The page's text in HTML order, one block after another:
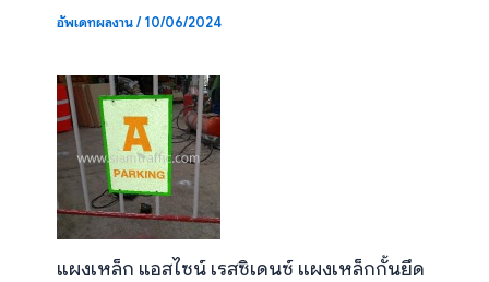
อัพเดทผลงาน/10/06/2024
แผงเหล็ก แอสไซน์ เรสซิเดนซ์ แผงเหล็กกั้นยึด